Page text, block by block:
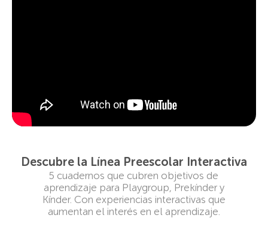
Descubre la Línea Preescolar Interactiva
5 cuadernos que cubren objetivos de
aprendizaje para Playgroup, Prekínder y
Kínder. Con experiencias interactivas que
aumentan el interés en el aprendizaje.